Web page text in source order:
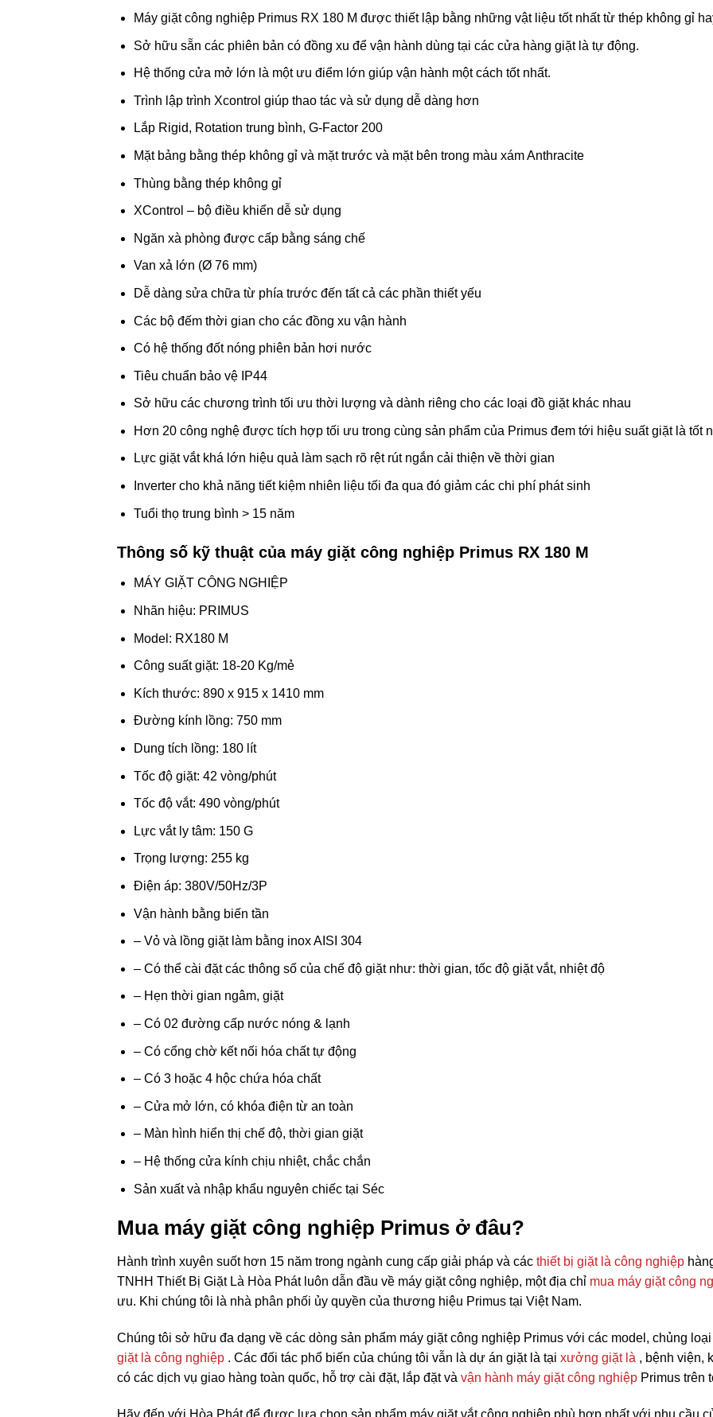
Máy giặt công nghiệp Primus RX 180 M được thiết lập bằng những vật liệu tốt nhất từ thép không gỉ
Sở hữu sẵn các phiên bản có đồng xu để vận hành dùng tại các cửa hàng giặt là tự động.
Hệ thống cửa mở lớn là một ưu điểm lớn giúp vận hành một cách tốt nhất.
Trình lập trình Xcontrol giúp thao tác và sử dụng dễ dàng hơn
Lắp Rigid, Rotation trung bình, G-Factor 200
Mặt bảng bằng thép không gỉ và mặt trước và mặt bên trong màu xám Anthracite
Thùng bằng thép không gỉ
XControl – bộ điều khiển dễ sử dụng
Ngăn xà phòng được cấp bằng sáng chế
Van xả lớn (Ø 76 mm)
Dễ dàng sửa chữa từ phía trước đến tất cả các phần thiết yếu
Các bộ đếm thời gian cho các đồng xu vận hành
Có hệ thống đốt nóng phiên bản hơi nước
Tiêu chuẩn bảo vệ IP44
Sở hữu các chương trình tối ưu thời lượng và dành riêng cho các loại đồ giặt khác nhau
Hơn 20 công nghệ được tích hợp tối ưu trong cùng sản phẩm của Primus đem tới hiệu suất giặt là tốt
Lực giặt vắt khá lớn hiệu quả làm sạch rõ rệt rút ngắn cải thiện về thời gian
Inverter cho khả năng tiết kiệm nhiên liệu tối đa qua đó giảm các chi phí phát sinh
Tuổi thọ trung bình > 15 năm
Thông số kỹ thuật của máy giặt công nghiệp Primus RX 180 M
MÁY GIẶT CÔNG NGHIỆP
Nhãn hiệu: PRIMUS
Model: RX180 M
Công suất giặt: 18-20 Kg/mẻ
Kích thước: 890 x 915 x 1410 mm
Đường kính lồng: 750 mm
Dung tích lồng: 180 lít
Tốc độ giặt: 42 vòng/phút
Tốc độ vắt: 490 vòng/phút
Lực vắt ly tâm: 150 G
Trọng lượng: 255 kg
Điện áp: 380V/50Hz/3P
Vận hành bằng biến tần
– Vỏ và lồng giặt làm bằng inox AISI 304
– Có thể cài đặt các thông số của chế độ giặt như: thời gian, tốc độ giặt vắt, nhiệt độ
– Hẹn thời gian ngâm, giặt
– Có 02 đường cấp nước nóng & lạnh
– Có cổng chờ kết nối hóa chất tự động
– Có 3 hoặc 4 hộc chứa hóa chất
– Cửa mở lớn, có khóa điện từ an toàn
– Màn hình hiển thị chế độ, thời gian giặt
– Hệ thống cửa kính chịu nhiệt, chắc chắn
Sản xuất và nhập khẩu nguyên chiếc tại Séc
Mua máy giặt công nghiệp Primus ở đâu?
Hành trình xuyên suốt hơn 15 năm trong ngành cung cấp giải pháp và các thiết bị giặt là công nghiệp
TNHH Thiết Bị Giặt Là Hòa Phát luôn dẫn đầu về máy giặt công nghiệp, một địa chỉ mua máy giặt công
ưu. Khi chúng tôi là nhà phân phối ủy quyền của thương hiệu Primus tại Việt Nam.
Chúng tôi sở hữu đa dạng về các dòng sản phẩm máy giặt công nghiệp Primus với các model, chủng
giặt là công nghiệp . Các đối tác phổ biến của chúng tôi vẫn là dự án giặt là tại xưởng giặt là , bệnh viện,
có các dịch vụ giao hàng toàn quốc, hỗ trợ cài đặt, lắp đặt và vận hành máy giặt công nghiệp Primus trên
Hãy đến với Hòa Phát để được lựa chọn sản phẩm máy giặt vắt công nghiệp phù hợp nhất với nhu cầu